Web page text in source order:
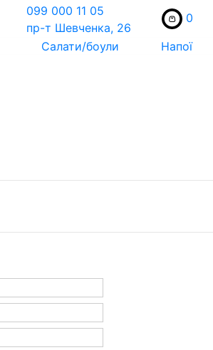
099 000 11 05
пр-т Шевченка, 26
0
Салати/боули Напої